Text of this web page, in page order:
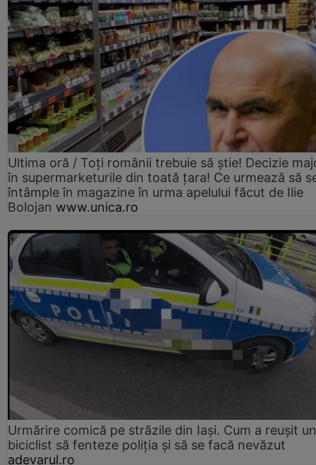
Ultima oră / Toți românii trebuie să știe! Decizie
în supermarketurile din toată țara! Ce urmează să
întâmple în magazine în urma apelului făcut de Ilie
Bolojan www.unica.ro
Urmărire comică pe străzile din Iași. Cum a reușit un
biciclist să fenteze poliția și să se facă nevăzut
adevarul.ro